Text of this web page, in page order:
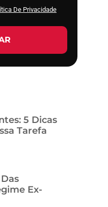
De Privacidade
5 Dicas
Tarefa
Ex-